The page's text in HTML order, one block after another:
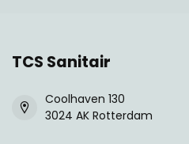
TCS Sanitair
Coolhaven 130
3024 AK Rotterdam